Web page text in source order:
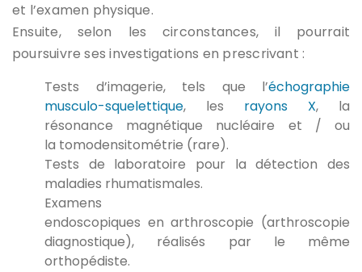
et l’examen physique.
Ensuite, selon les circonstances, il pourrait
poursuivre ses investigations en prescrivant :
Tests d’imagerie, tels que l’échographie
musculo-squelettique, les rayons X, la
résonance magnétique nucléaire et / ou
la tomodensitométrie (rare).
Tests de laboratoire pour la détection des
maladies rhumatismales.
Examens
endoscopiques en arthroscopie (arthroscopie
diagnostique), réalisés par le même
orthopédiste.